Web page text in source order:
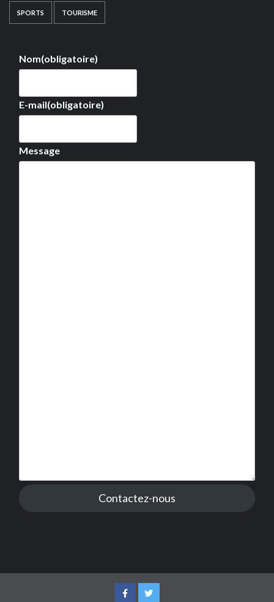
SPORTS TOURISME
Nom(obligatoire)
E-mail(obligatoire)
Message
Contactez-nous